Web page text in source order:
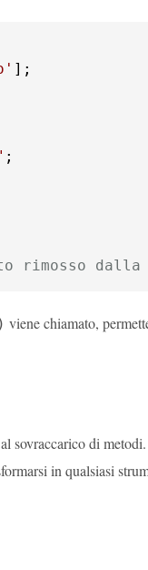
];
;
rimosso dalla
viene chiamato,
sovraccarico di
in qualsiasi